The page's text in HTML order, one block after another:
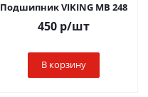
Подшипник VIKING MB 248
450 р/шт
В корзину